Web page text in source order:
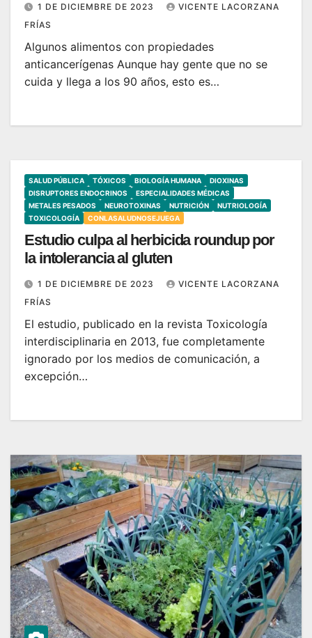
1 DE DICIEMBRE DE 2023
VICENTE LACORZANA
FRÍAS
Algunos alimentos con propiedades
anticancerígenas Aunque hay gente que no se
cuida y llega a los 90 años, esto es…
SALUD PÚBLICA TÓXICOS BIOLOGÍA HUMANA
DIOXINAS
DISRUPTORES ENDOCRINOS
ESPECIALIDADES MÉDICAS
METALES PESADOS
NEUROTOXINAS NUTRICIÓN
NUTRIOLOGÍA
TOXICOLOGÍA
CONLASALUDNOSEJUEGA
Estudio culpa al herbicida roundup por
la intolerancia al gluten
1 DE DICIEMBRE DE 2023
VICENTE LACORZANA
FRÍAS
El estudio, publicado en la revista Toxicología
interdisciplinaria en 2013, fue completamente
ignorado por los medios de comunicación, a
excepción…